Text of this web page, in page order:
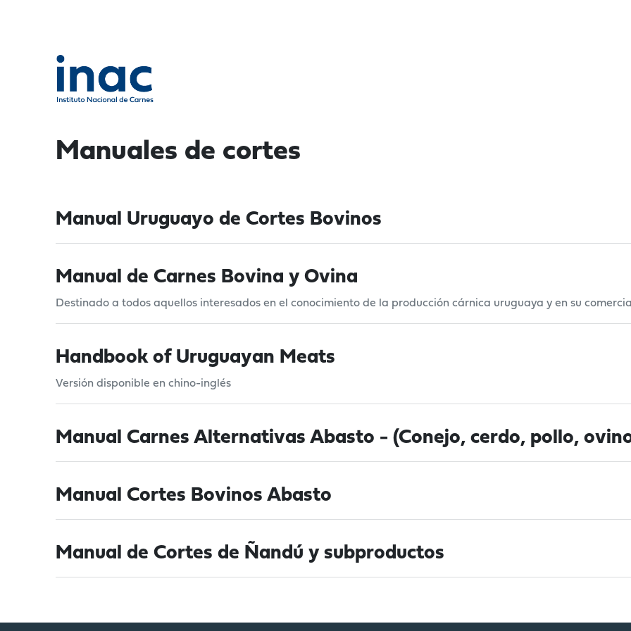
Manuales de cortes
Manual Uruguayo de Cortes Bovinos
Manual de Carnes Bovina y Ovina
Destinado a todos aquellos interesados en el conocimiento de la producción cárnica uruguaya y en su
Handbook of Uruguayan Meats
Versión disponible en chino-inglés
Manual Carnes Alternativas Abasto - (Conejo, cerdo, pollo,
Manual Cortes Bovinos Abasto
Manual de Cortes de Ñandú y subproductos